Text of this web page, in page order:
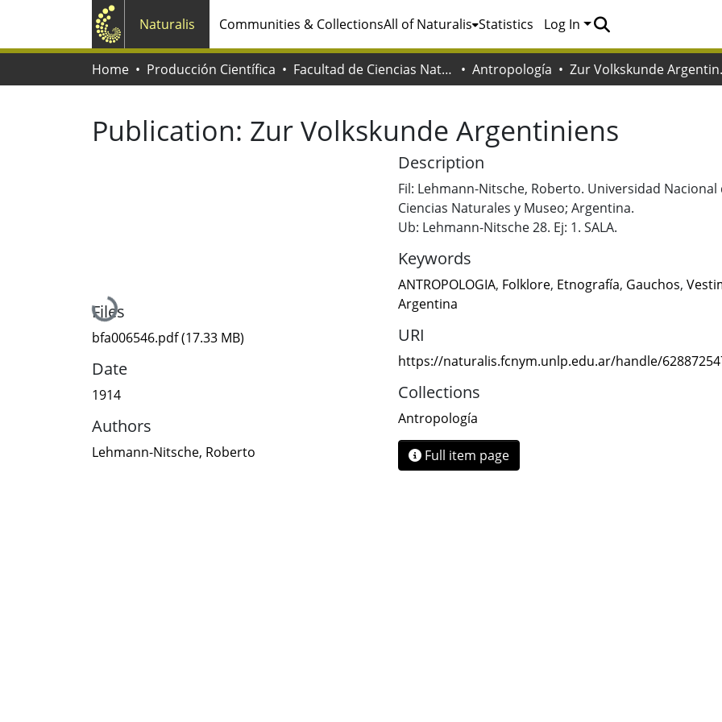
Naturalis Communities & CollectionsAll of Naturalis Statistics Log In
Home Producción Científica Facultad de Ciencias Naturales y Museo Antropología Zur
Publication: Zur Volkskunde Argentiniens
Loading...
Files
bfa006546.pdf(17.33 MB)
Date
1914
Authors
Lehmann-Nitsche, Roberto
Description
Fil: Lehmann-Nitsche, Roberto. Universidad Nacional
Ciencias Naturales y Museo; Argentina.
Ub: Lehmann-Nitsche 28. Ej: 1. SALA.
Keywords
ANTROPOLOGIA, Folklore, Etnografía, Gauchos,
Argentina
URI
https://naturalis.fcnym.unlp.edu.ar/handle/
Collections
Antropología
Full item page